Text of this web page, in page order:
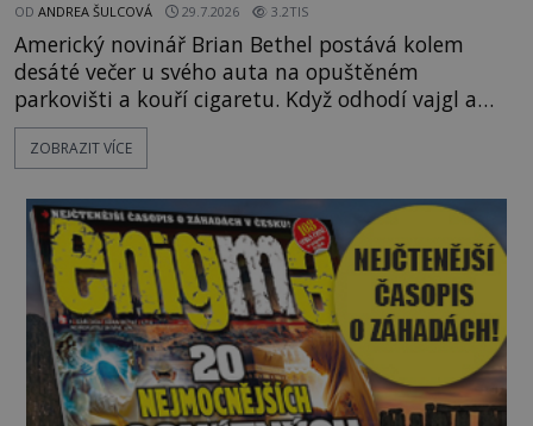
OD ANDREA ŠULCOVÁ 29.7.2026 3.2TIS
Americký novinář Brian Bethel postává kolem
desáté večer u svého auta na opuštěném
parkovišti a kouří cigaretu. Když odhodí vajgl a
chystá se nastoupit do auta, přijdou k němu dva
mladí chlapci, kterým může být okolo 14 let.
pouhých několik minut od tohoto parkoviště,“
zeptá se suverénně jeden z nich. P
ZOBRAZIT VÍCE